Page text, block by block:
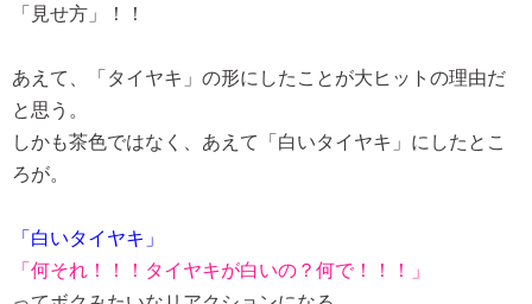
「見せ方」！！
あえて、「タイヤキ」の形にしたことが大ヒットの理由だ
と思う。
しかも茶色ではなく、あえて「白いタイヤキ」にしたとこ
ろが。
「白いタイヤキ」
「何それ！！！タイヤキが白いの？何で！！！」